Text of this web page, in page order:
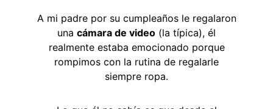
A mi padre por su cumpleaños le regalaron
una cámara de video (la típica), él
realmente estaba emocionado porque
rompimos con la rutina de regalarle
siempre ropa.